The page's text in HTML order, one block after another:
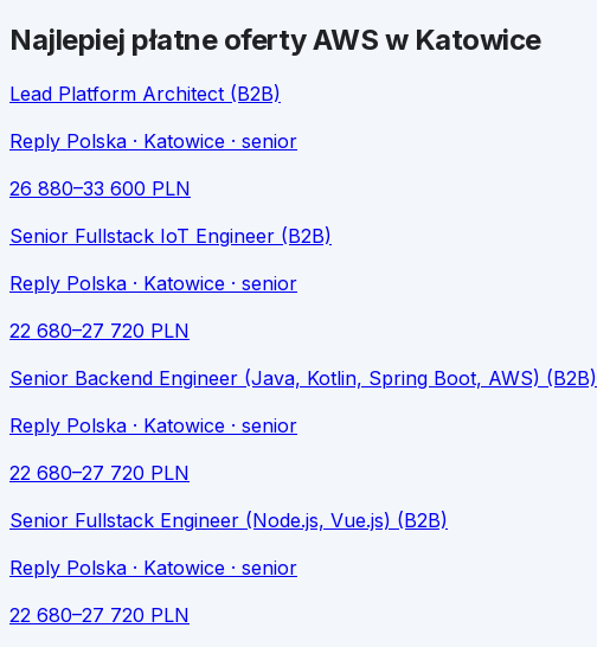
Najlepiej płatne ofertyAWS w Katowice
Lead Platform Architect (B2B)
Reply Polska · Katowice · senior
26 880–33 600 PLN
Senior Fullstack IoT Engineer (B2B)
Reply Polska · Katowice · senior
22 680–27 720 PLN
Senior Backend Engineer (Java, Kotlin, Spring Boot, AWS) (B2B)
Reply Polska · Katowice · senior
22 680–27 720 PLN
Senior Fullstack Engineer (Node.js, Vue.js) (B2B)
Reply Polska · Katowice · senior
22 680–27 720 PLN